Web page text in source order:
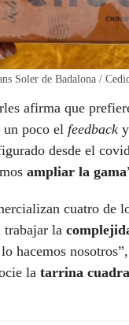
Soler de Badalona /
afirma que
poco el feedback
desde el
ampliar la gama
cuatro de
trabajar la
hacemos
la tarrina